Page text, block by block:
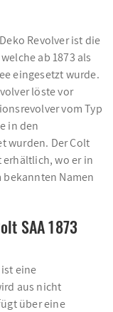
Revolver ist die
ab 1873 als
eingesetzt wurde.
löste vor
vom Typ
in den
wurden. Der Colt
erhältlich, wo er in
Namen
SAA 1873
ist eine
aus nicht
über eine